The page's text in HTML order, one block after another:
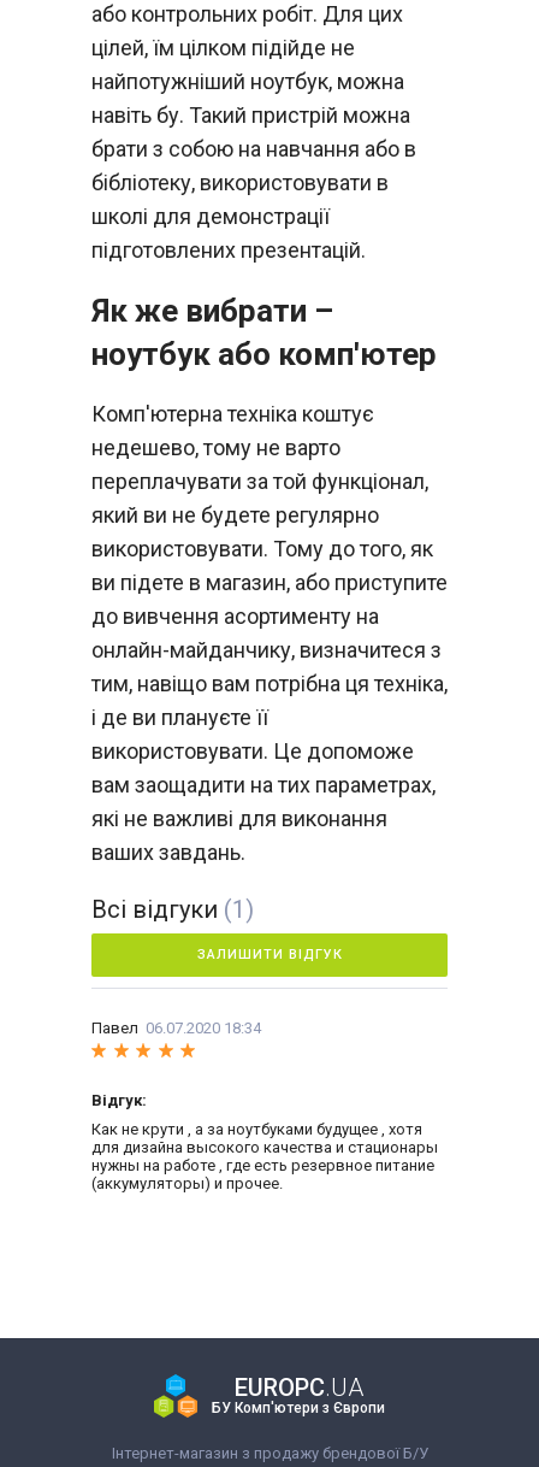
або контрольних робіт. Для цих
цілей, їм цілком підійде не
найпотужніший ноутбук, можна
навіть бу. Такий пристрій можна
брати з собою на навчання або в
бібліотеку, використовувати в
школі для демонстрації
підготовлених презентацій.
Як же вибрати –
ноутбук або комп'ютер
Комп'ютерна техніка коштує
недешево, тому не варто
переплачувати за той функціонал,
який ви не будете регулярно
використовувати. Тому до того, як
ви підете в магазин, або приступите
до вивчення асортименту на
онлайн-майданчику, визначитеся з
тим, навіщо вам потрібна ця техніка,
і де ви плануєте її
використовувати. Це допоможе
вам заощадити на тих параметрах,
які не важливі для виконання
ваших завдань.
Всі відгуки (1)
ЗАЛИШИТИ ВІДГУК
Павел 06.07.2020 18:34
Відгук:
Как не крути , а за ноутбуками будущее , хотя
для дизайна высокого качества и стационары
нужны на работе , где есть резервное питание
(аккумуляторы) и прочее.
EUROPC.UA
БУ Комп'ютери з Європи
Інтернет-магазин з продажу брендової Б/У